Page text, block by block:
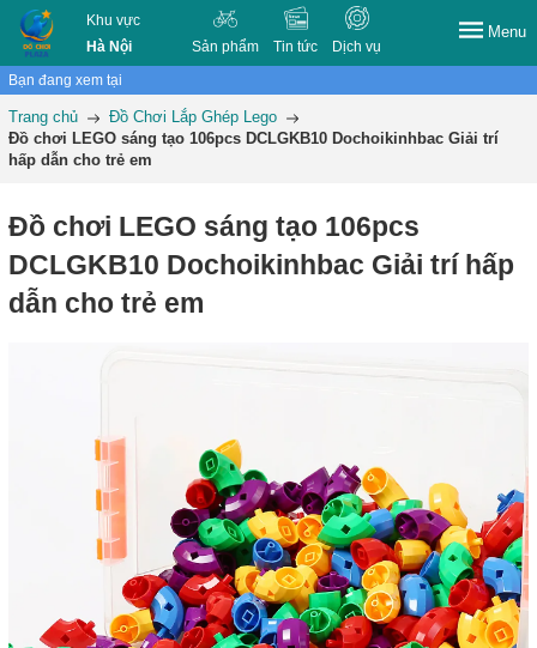
Khu vực
Hà Nội
Sản phẩm Tin tức Dịch vụ
Menu
Bạn đang xem tại
Trang chủ
Đồ Chơi Lắp Ghép Lego
Đồ chơi LEGO sáng tạo 106pcs DCLGKB10 Dochoikinhbac Giải trí
hấp dẫn cho trẻ em
Đồ chơi LEGO sáng tạo 106pcs
DCLGKB10 Dochoikinhbac Giải trí hấp
dẫn cho trẻ em